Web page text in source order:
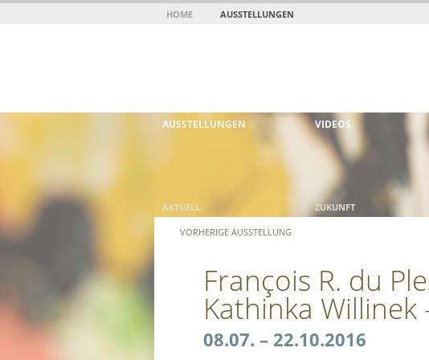
HOME AUSSTELLUNGEN
AUSSTELLUNGEN VIDEOS
AKTUELL ZUKUNFT
VORHERIGE AUSSTELLUNG
François R. du
Kathinka
08.07. – 22.10.2016